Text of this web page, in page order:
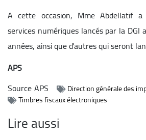
A cette occasion, Mme Abdellatif
services numériques lancés par la DGI
années, ainsi que d'autres qui seront
APS
SourceAPS Direction générale des
Timbres fiscaux électroniques
Lire aussi